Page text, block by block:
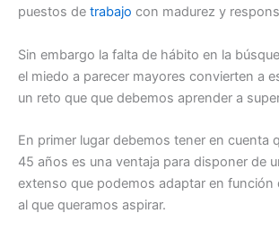
puestos de trabajo con madurez y
Sin embargo la falta de hábito en la
el miedo a parecer mayores convierten a
un reto que que debemos aprender a
En primer lugar debemos tener en cuenta
45 años es una ventaja para disponer de
extenso que podemos adaptar en función
al que queramos aspirar.